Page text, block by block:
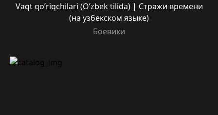
Vaqt qo’riqchilari (O’zbek tilida) | Стражи времени
(на узбекском языке)
Боевики